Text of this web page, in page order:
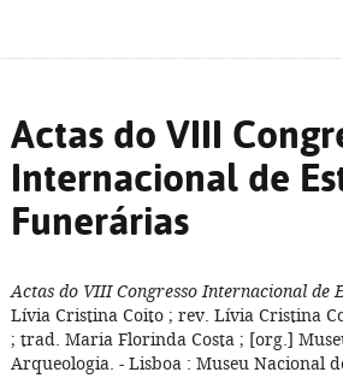
Actas do VIII
Internacional de
Funerárias
Actas do VIII Congresso Internacional de
Lívia Cristina Coito ; rev. Lívia Cristina
; trad. Maria Florinda Costa ; [org.]
Arqueologia. - Lisboa : Museu Nacional